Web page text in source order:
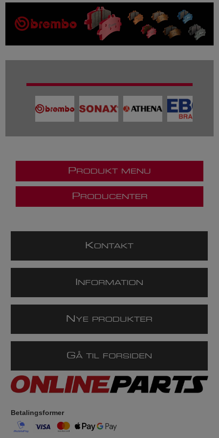
P RODUKT MENU
P RODUCENTER
KONTAKT
NFORMATION
N YE PRODUKTER
GÅ TIL FORSIDEN
Betalingsformer